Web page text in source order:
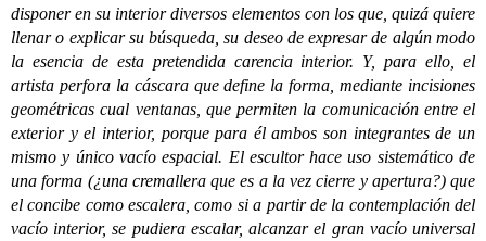
disponer en su interior diversos elementos con los que, quizá quiere
llenar o explicar su búsqueda, su deseo de expresar de algún modo
la esencia de esta pretendida carencia interior. Y, para ello, el
artista perfora la cáscara que define la forma, mediante incisiones
geométricas cual ventanas, que permiten la comunicación entre el
exterior y el interior, porque para él ambos son integrantes de un
mismo y único vacío espacial. El escultor hace uso sistemático de
una forma (¿una cremallera que es a la vez cierre y apertura?) que
el concibe como escalera, como si a partir de la contemplación del
vacío interior, se pudiera escalar, alcanzar el gran vacío universal